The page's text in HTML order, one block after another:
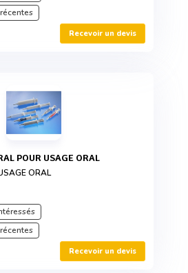
Recevoir un devis
POUR USAGE ORAL
ORAL
Recevoir un devis